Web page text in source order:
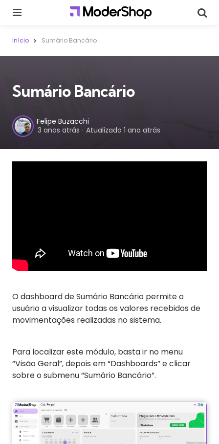
Início Sumário Bancário
Sumário Bancário
Postado
por
Felipe Buzacchi
3 anos atrás
Atualizado 1 ano atrás
O dashboard de Sumário Bancário permite o
usuário a visualizar todas os valores recebidos de
movimentações realizadas no sistema.
Para localizar este módulo, basta ir no menu
“Visão Geral”, depois em “Dashboards” e clicar
sobre o submenu “Sumário Bancário”.